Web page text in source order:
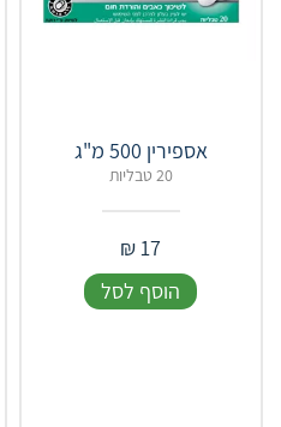
אספירין 500 מ"ג
20 טבליות
17
₪
הוסף לסל